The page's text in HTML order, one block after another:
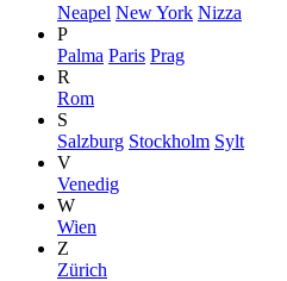
Neapel New York Nizza
P
Palma Paris Prag
R
Rom
S
Salzburg Stockholm Sylt
V
Venedig
W
Wien
Z
Zürich